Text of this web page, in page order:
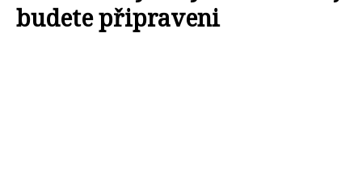
budete připraveni